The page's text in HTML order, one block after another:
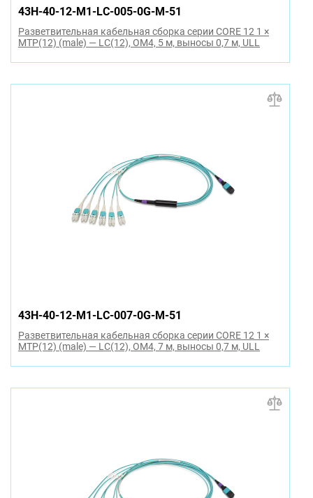
43H-40-12-M1-LC-005-0G-M-51
Разветвительная кабельная сборка серии CORE 12 1 ×
MTP(12) (male) — LC(12), OM4, 5 м, выносы 0,7 м, ULL
43H-40-12-M1-LC-007-0G-M-51
Разветвительная кабельная сборка серии CORE 12 1 ×
MTP(12) (male) — LC(12), OM4, 7 м, выносы 0,7 м, ULL